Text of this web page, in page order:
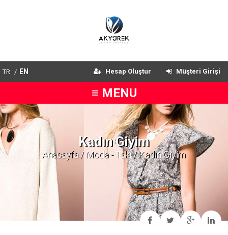
TR / EN Müşteri Girişi
Hesap Oluştur
≡ MENU
Kadın Giyim
Anasayfa/ Moda - Takı/ Kadın Giyim